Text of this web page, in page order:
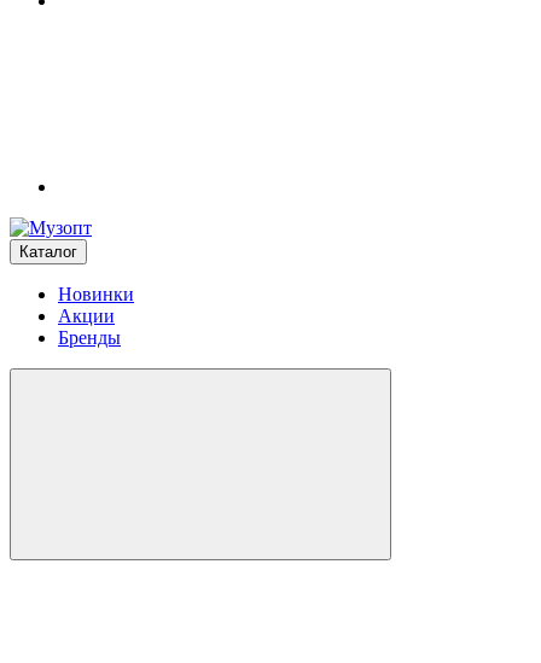
Каталог
Новинки
Акции
Бренды